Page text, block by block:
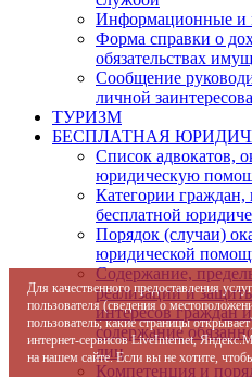
Информационные и
Форма справки о
обязательствах
Сообщение
личной
ТУРИЗМ
БЕСПЛАТНАЯ
Список адвокатов,
юридическую
Категории
бесплатной
Порядок (случаи)
юридической
Содержание,
реализации и
интересов граждан
содержание
лиц
Компетенция и
Для качественного предоставления
пользователя (сведения о
пользователь; какие страницы
интернет-сервисов LiveInternet,
на нашем сайте. Если вы не хотите,